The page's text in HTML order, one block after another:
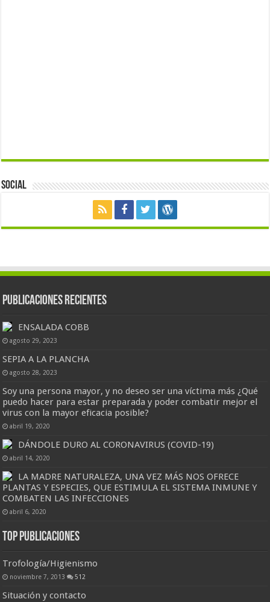
Social
Publicaciones Recientes
ENSALADA COBB
agosto 29, 2023
SEPIA A LA PLANCHA
agosto 28, 2023
Soy una persona mayor, y no deseo ser una víctima más ¿Qué
puedo hacer para estar preparada y poder combatir mejor el
virus con la mayor eficacia posible?
abril 19, 2020
DÁNDOLE DURO AL CORONAVIRUS (COVID-19)
abril 14, 2020
LA MADRE NATURALEZA, UNA VEZ MÁS NOS OFRECE
PLANTAS Y ESPECIES, QUE ESTIMULA EL SISTEMA INMUNE Y
COMBATEN LAS INFECCIONES
abril 6, 2020
Top Publicaciones
Trofología/Higienismo
noviembre 7, 2013 512
Situación y contacto